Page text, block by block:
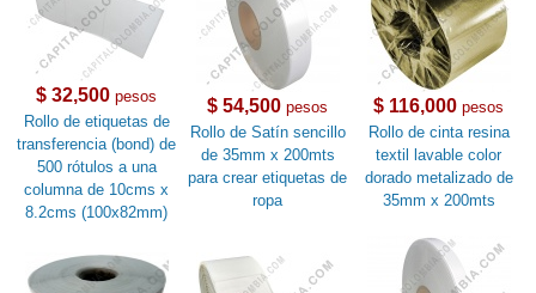
$ 32,500 pesos
Rollo de etiquetas de
transferencia (bond) de
500 rótulos a una
columna de 10cms x
8.2cms (100x82mm)
$ 54,500 pesos
Rollo de Satín sencillo
de 35mm x 200mts
para crear etiquetas de
ropa
$ 116,000 pesos
Rollo de cinta resina
textil lavable color
dorado metalizado de
35mm x 200mts